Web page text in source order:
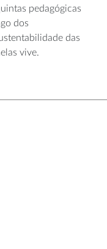
pedagógicas
dos
das
vive.